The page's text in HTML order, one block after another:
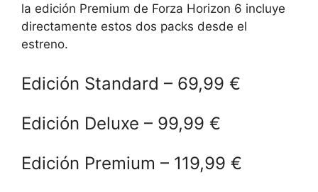
la edición Premium de Forza Horizon 6 incluye
directamente estos dos packs desde el
estreno.
Edición Standard – 69,99 €
Edición Deluxe – 99,99 €
Edición Premium – 119,99 €